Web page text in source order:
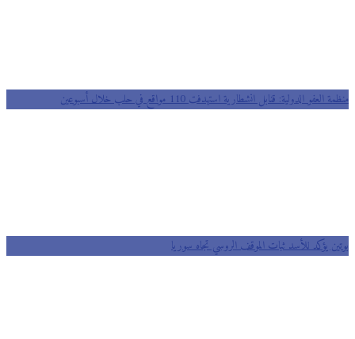
منظمة العفو الدولية: قنابل انشطارية استهدفت 110 مواقع في حلب خلال أسبوعين
بوتين يؤكد للأسد ثبات الموقف الروسي تجاه سوريا